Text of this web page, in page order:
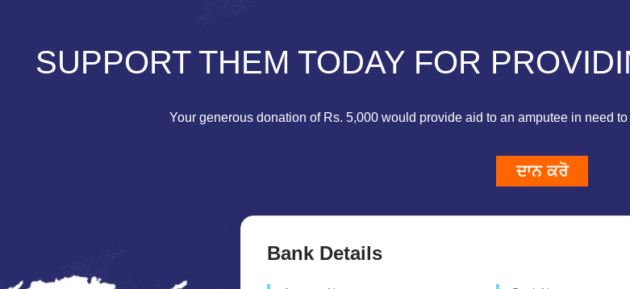
SUPPORT THEM TODAY FOR
Your generous donation of Rs. 5,000 would provide aid to an amputee in need
ਦਾਨ ਕਰੋ
Bank Details